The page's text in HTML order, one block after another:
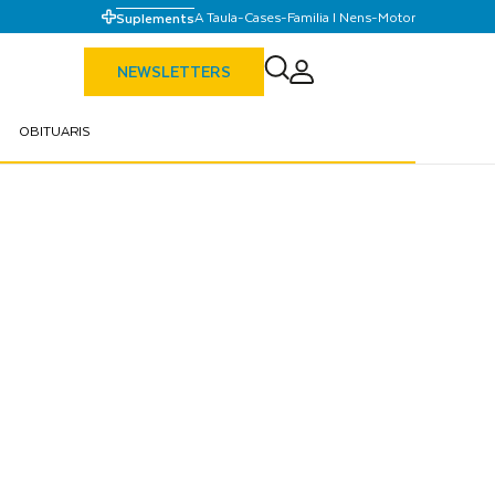
SuplementsA Taula-Cases-Familia I Nens-Motor
NEWSLETTERS
OBITUARIS